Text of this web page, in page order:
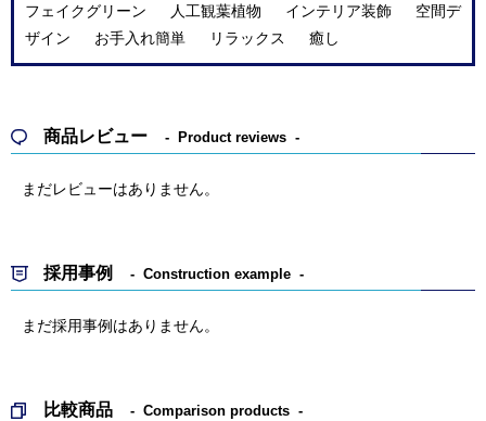
フェイクグリーン 人工観葉植物 インテリア装飾 空間デ
ザイン お手入れ簡単 リラックス 癒し
商品レビュー Product reviews
まだレビューはありません。
採用事例 Construction example
まだ採用事例はありません。
比較商品 Comparison products